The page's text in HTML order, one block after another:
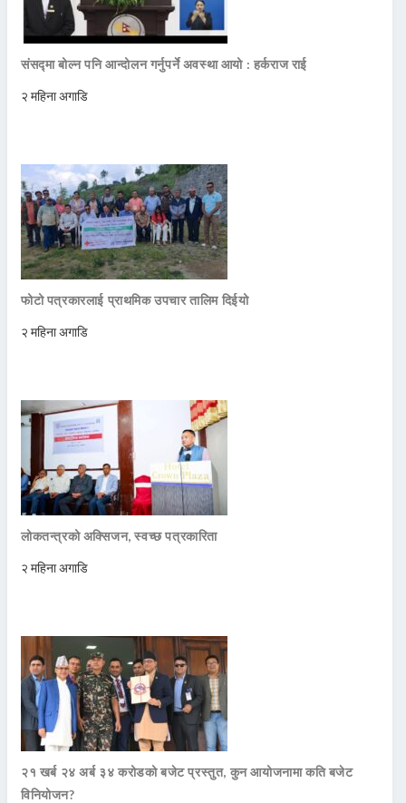
संसद्मा बोल्न पनि आन्दोलन गर्नुपर्ने अवस्था आयो : हर्कराज राई
२ महिना अगाडि
फोटो पत्रकारलाई प्राथमिक उपचार तालिम दिईयो
२ महिना अगाडि
लोकतन्त्रको अक्सिजन, स्वच्छ पत्रकारिता
२ महिना अगाडि
२१ खर्ब २४ अर्ब ३४ करोडको बजेट प्रस्तुत, कुन आयोजनामा कति बजेट
विनियोजन?